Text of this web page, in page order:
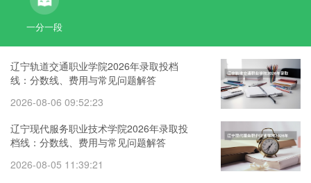
一分一段
辽宁轨道交通职业学院2026年录取投档
线：分数线、费用与常见问题解答
2026-08-06 09:52:23
辽宁现代服务职业技术学院2026年录取投
档线：分数线、费用与常见问题解答
2026-08-05 11:39:21